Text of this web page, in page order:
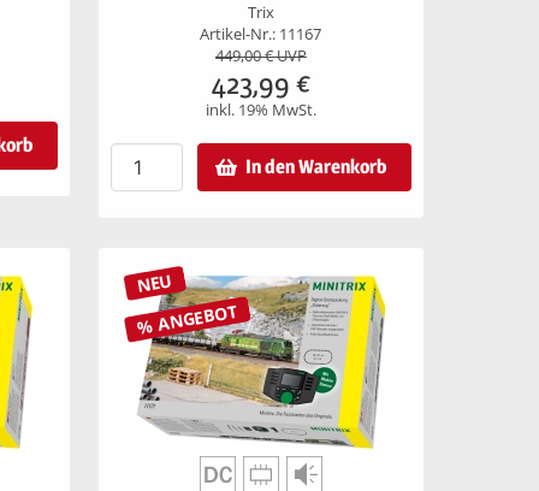
Trix
Artikel-Nr.: 11167
449,00€ UVP
423,99 €
inkl. 19% MwSt.
In den Warenkorb
NEU
% ANGEBOT